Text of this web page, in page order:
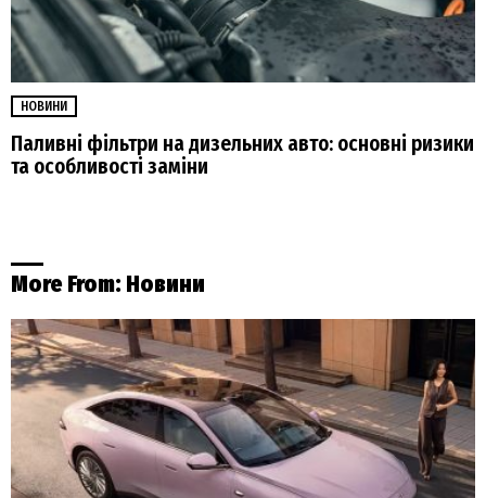
НОВИНИ
Паливні фільтри на дизельних авто: основні ризики
та особливості заміни
More From: Новини